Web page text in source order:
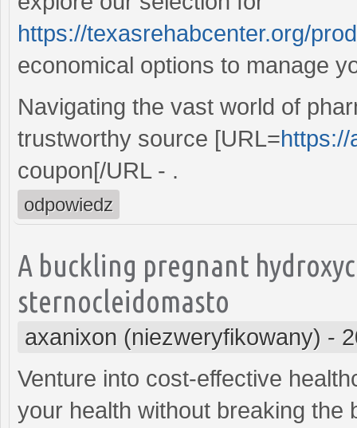
https://texasrehabcenter.org/
economical options to manage
Navigating the vast world of
trustworthy source [URL=https://
coupon[/URL - .
odpowiedz
A buckling pregnant
sternocleidomasto
axanixon (niezweryfikowany) -
Venture into cost-effective
your health without breaking the